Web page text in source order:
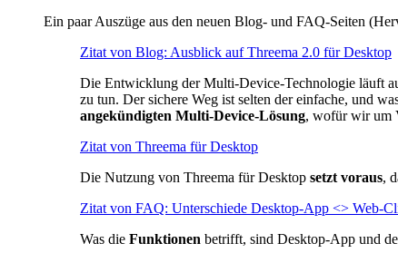
Ein paar Auszüge aus den neuen Blog- und FAQ-Seiten
Zitat von Blog: Ausblick auf Threema 2.0 für Desktop
Die Entwicklung der Multi-Device-Technologie läuft
zu tun. Der sichere Weg ist selten der einfache, und
angekündigten Multi-Device-Lösung, wofür wir um
Zitat von Threema für Desktop
Die Nutzung von Threema für Desktop setzt voraus,
Zitat von FAQ: Unterschiede Desktop-App <> Web-
Was die Funktionen betrifft, sind Desktop-App und